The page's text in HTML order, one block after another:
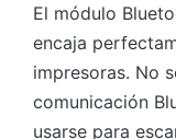
El módulo
encaja
impresoras. No
comunicación
usarse para